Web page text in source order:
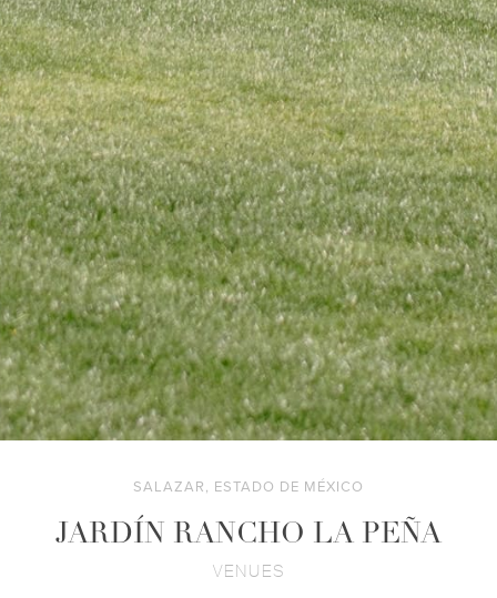
SALAZAR, ESTADO DE MÉXICO
JARDÍN RANCHO LA PEÑA
VENUES